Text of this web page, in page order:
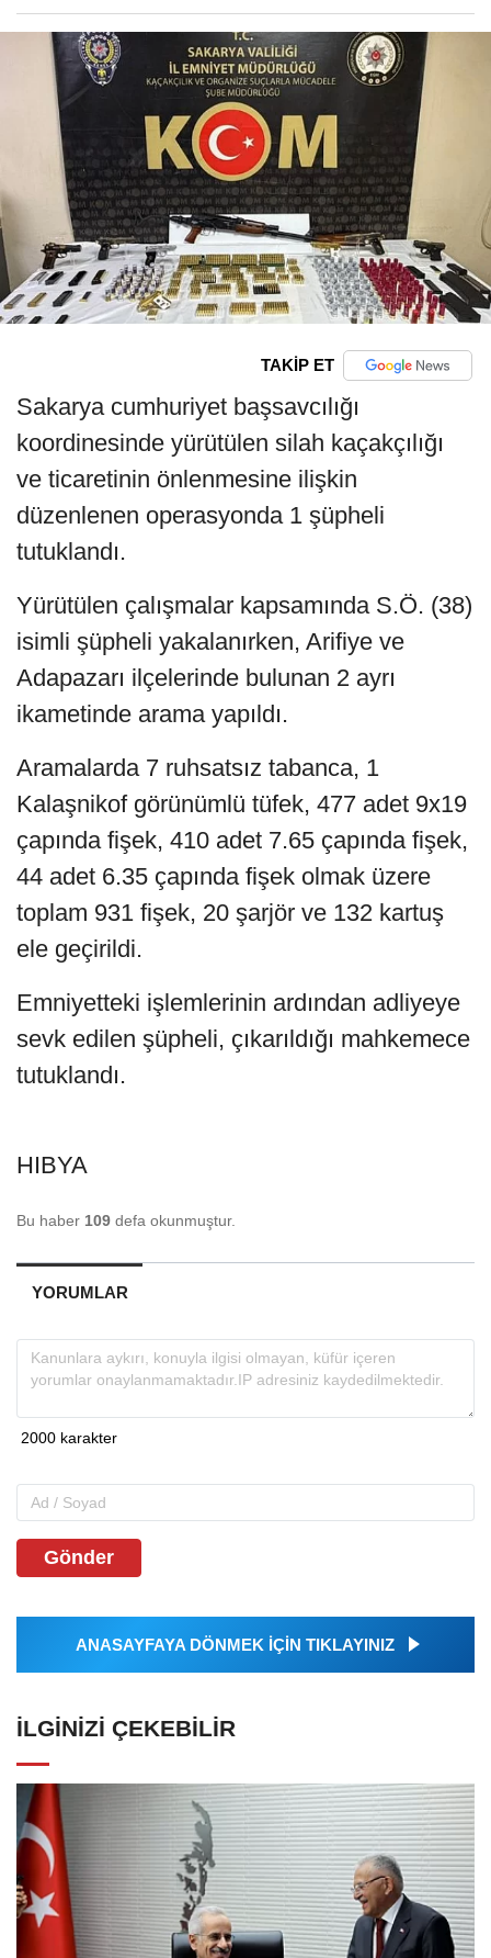
TAKİP ET
Sakarya cumhuriyet başsavcılığı
koordinesinde yürütülen silah kaçakçılığı
ve ticaretinin önlenmesine ilişkin
düzenlenen operasyonda 1 şüpheli
tutuklandı.
Yürütülen çalışmalar kapsamında S.Ö. (38)
isimli şüpheli yakalanırken, Arifiye ve
Adapazarı ilçelerinde bulunan 2 ayrı
ikametinde arama yapıldı.
Aramalarda 7 ruhsatsız tabanca, 1
Kalaşnikof görünümlü tüfek, 477 adet 9x19
çapında fişek, 410 adet 7.65 çapında fişek,
44 adet 6.35 çapında fişek olmak üzere
toplam 931 fişek, 20 şarjör ve 132 kartuş
ele geçirildi.
Emniyetteki işlemlerinin ardından adliyeye
sevk edilen şüpheli, çıkarıldığı mahkemece
tutuklandı.
HIBYA
Bu haber 109 defa okunmuştur.
YORUMLAR
Gönder
ANASAYFAYA DÖNMEK İÇİN TIKLAYINIZ
İLGINIZI ÇEKEBILIR